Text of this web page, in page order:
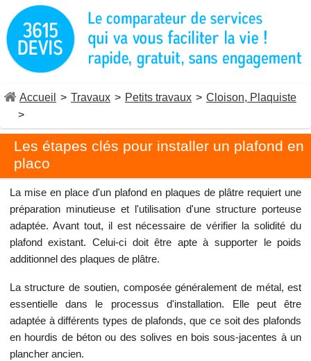
Accueil > Travaux > Petits travaux > Cloison, Plaquiste
>
Les étapes clés pour installer un plafond en
placo
La mise en place d'un plafond en plaques de plâtre requiert une
préparation minutieuse et l'utilisation d'une structure porteuse
adaptée. Avant tout, il est nécessaire de vérifier la solidité du
plafond existant. Celui-ci doit être apte à supporter le poids
additionnel des plaques de plâtre.
La structure de soutien, composée généralement de métal, est
essentielle dans le processus d'installation. Elle peut être
adaptée à différents types de plafonds, que ce soit des plafonds
en hourdis de béton ou des solives en bois sous-jacentes à un
plancher ancien.